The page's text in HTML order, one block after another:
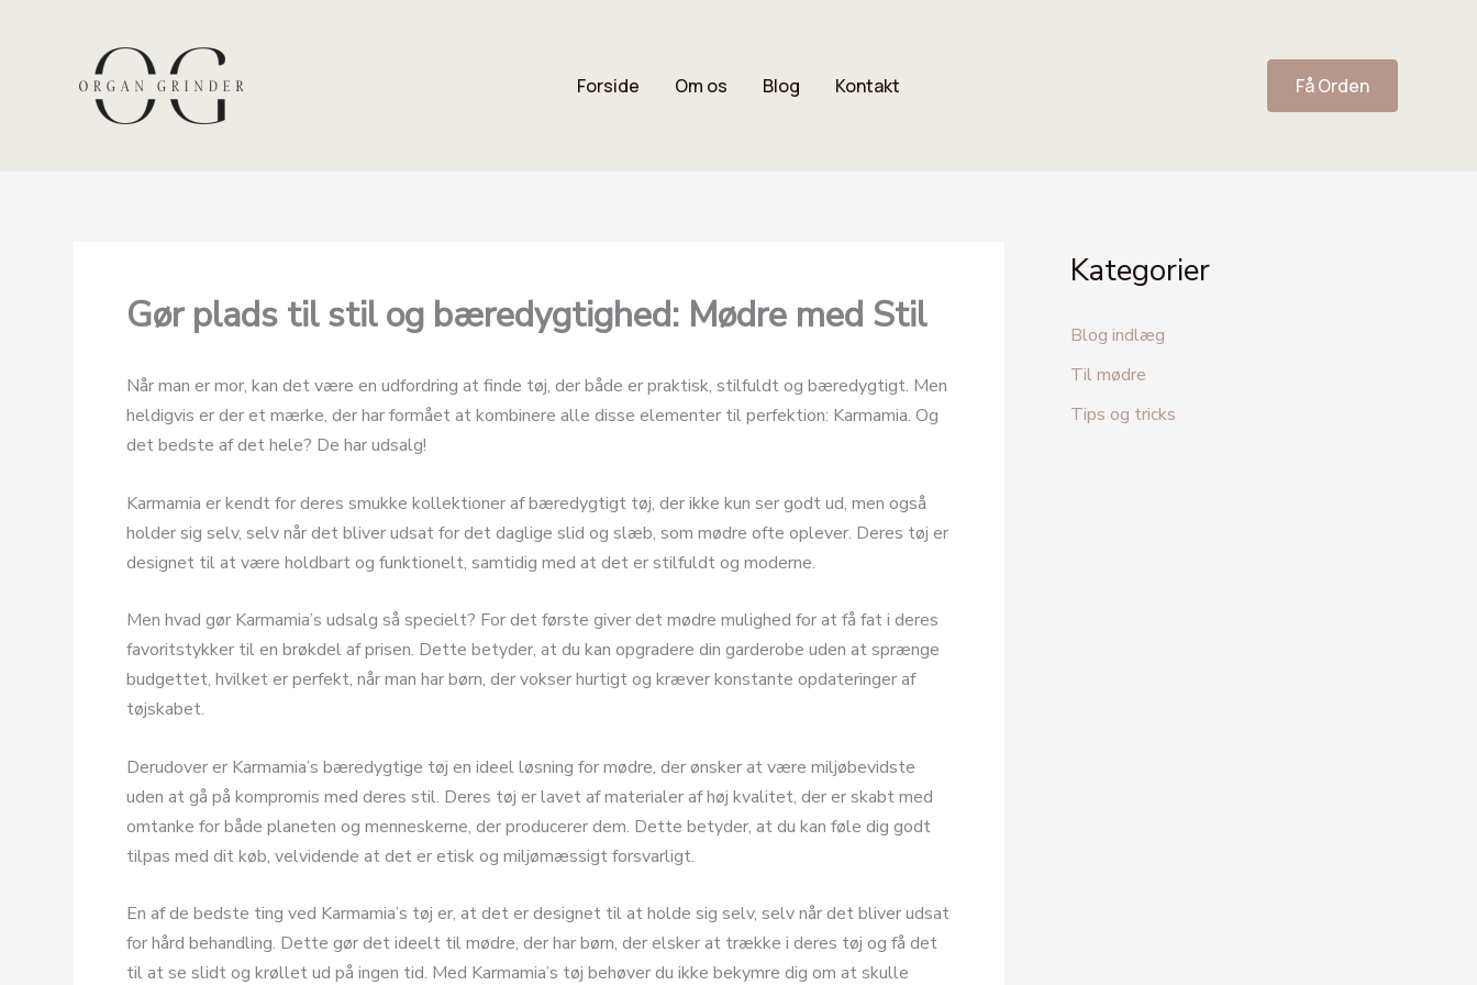
Forside Om os Blog Kontakt Få Orden
Gør plads til stil og bæredygtighed: Mødre med Stil
Når man er mor, kan det være en udfordring at finde tøj, der både er praktisk, stilfuldt og bæredygtigt. Men
heldigvis er der et mærke, der har formået at kombinere alle disse elementer til perfektion: Karmamia. Og
det bedste af det hele? De har udsalg!
Karmamia er kendt for deres smukke kollektioner af bæredygtigt tøj, der ikke kun ser godt ud, men også
holder sig selv, selv når det bliver udsat for det daglige slid og slæb, som mødre ofte oplever. Deres tøj er
designet til at være holdbart og funktionelt, samtidig med at det er stilfuldt og moderne.
Men hvad gør Karmamia’s udsalg så specielt? For det første giver det mødre mulighed for at få fat i deres
favoritstykker til en brøkdel af prisen. Dette betyder, at du kan opgradere din garderobe uden at sprænge
budgettet, hvilket er perfekt, når man har børn, der vokser hurtigt og kræver konstante opdateringer af
tøjskabet.
Derudover er Karmamia’s bæredygtige tøj en ideel løsning for mødre, der ønsker at være miljøbevidste
uden at gå på kompromis med deres stil. Deres tøj er lavet af materialer af høj kvalitet, der er skabt med
omtanke for både planeten og menneskerne, der producerer dem. Dette betyder, at du kan føle dig godt
tilpas med dit køb, velvidende at det er etisk og miljømæssigt forsvarligt.
En af de bedste ting ved Karmamia’s tøj er, at det er designet til at holde sig selv, selv når det bliver udsat
for hård behandling. Dette gør det ideelt til mødre, der har børn, der elsker at trække i deres tøj og få det
til at se slidt og krøllet ud på ingen tid. Med Karmamia’s tøj behøver du ikke bekymre dig om at skulle
Kategorier
Blog indlæg
Til mødre
Tips og tricks